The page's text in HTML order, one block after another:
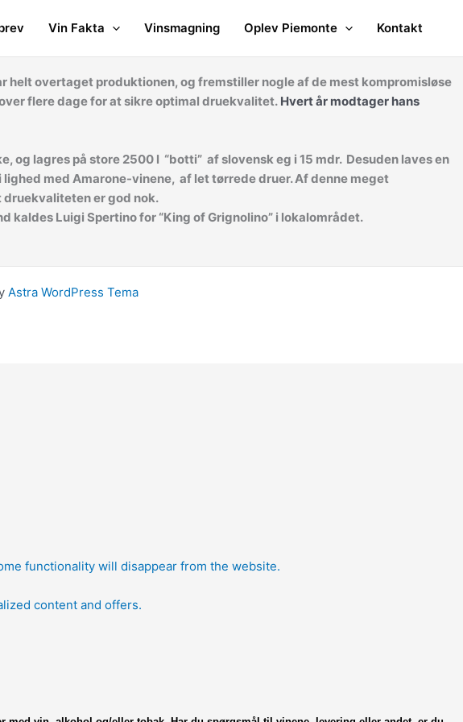
Vin Fakta Vinsmagning Oplev Piemonte Kontakt
overtaget produktionen, og fremstiller nogle af de mest kompromisløse
flere dage for at sikre optimal druekvalitet. Hvert år modtager hans
lagres på store 2500 l “botti” af slovensk eg i 15 mdr. Desuden laves en
lighed med Amarone-vinene, af let tørrede druer. Af denne meget
druekvaliteten er god nok.
kaldes Luigi Spertino for “King of Grignolino” i lokalområdet.
Astra WordPress Tema
functionality will disappear from the website.
content and offers.